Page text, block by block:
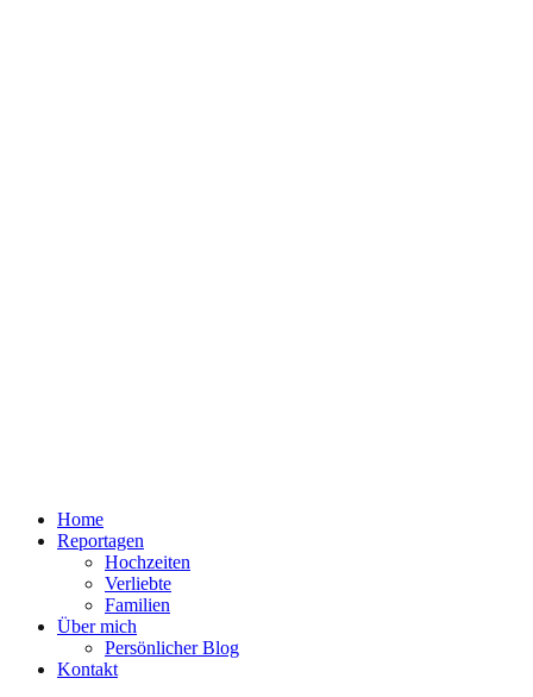
Home
Reportagen
Hochzeiten
Verliebte
Familien
Über mich
Persönlicher Blog
Kontakt